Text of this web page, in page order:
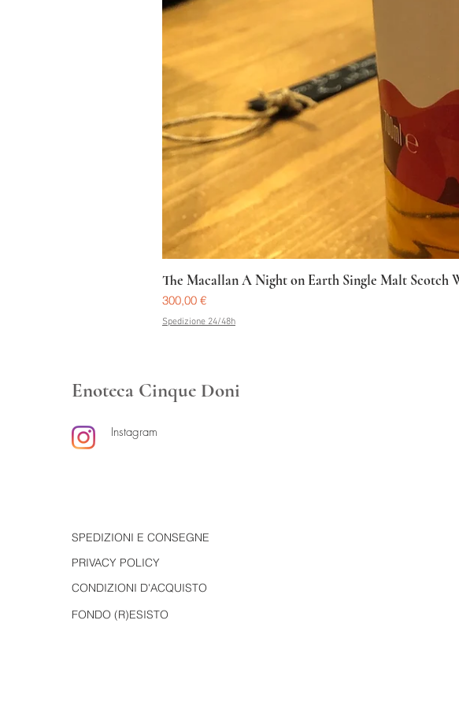
The Macallan A Night on Earth Single Malt Scotch
Prezzo
300,00 €
Spedizione 24/48h
Enoteca Cinque Doni
Instagram
SPEDIZIONI E CONSEGNE
PRIVACY POLICY
CONDIZIONI D'ACQUISTO
FONDO (R)ESISTO